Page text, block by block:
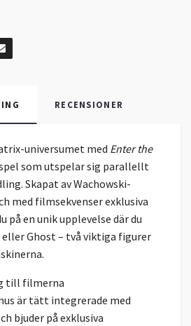
RECENSIONER
universumet med Enter the
som utspelar sig parallellt
Skapat av Wachowski-
med filmsekvenser exklusiva
på en unik upplevelse där du
Ghost – två viktiga figurer
till filmerna
är tätt integrerade med
bjuder på exklusiva